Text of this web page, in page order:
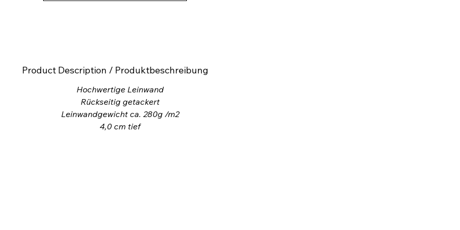
Product Description / Produktbeschreibung
Hochwertige Leinwand
Rückseitig getackert
Leinwandgewicht ca. 280g /m2
4,0 cm tief